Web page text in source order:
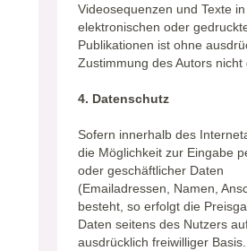
Videosequenzen und Texte
elektronischen oder
Publikationen ist ohne
Zustimmung des Autors nicht
4. Datenschutz
Sofern innerhalb des
die Möglichkeit zur Eingabe
oder geschäftlicher Daten
(Emailadressen, Namen,
besteht, so erfolgt die
Daten seitens des Nutzers
ausdrücklich freiwilliger